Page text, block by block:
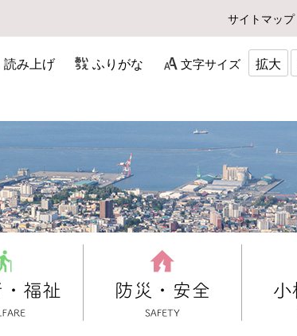
サイトマップ
読み上げ ふりがな 文字サイズ 拡大